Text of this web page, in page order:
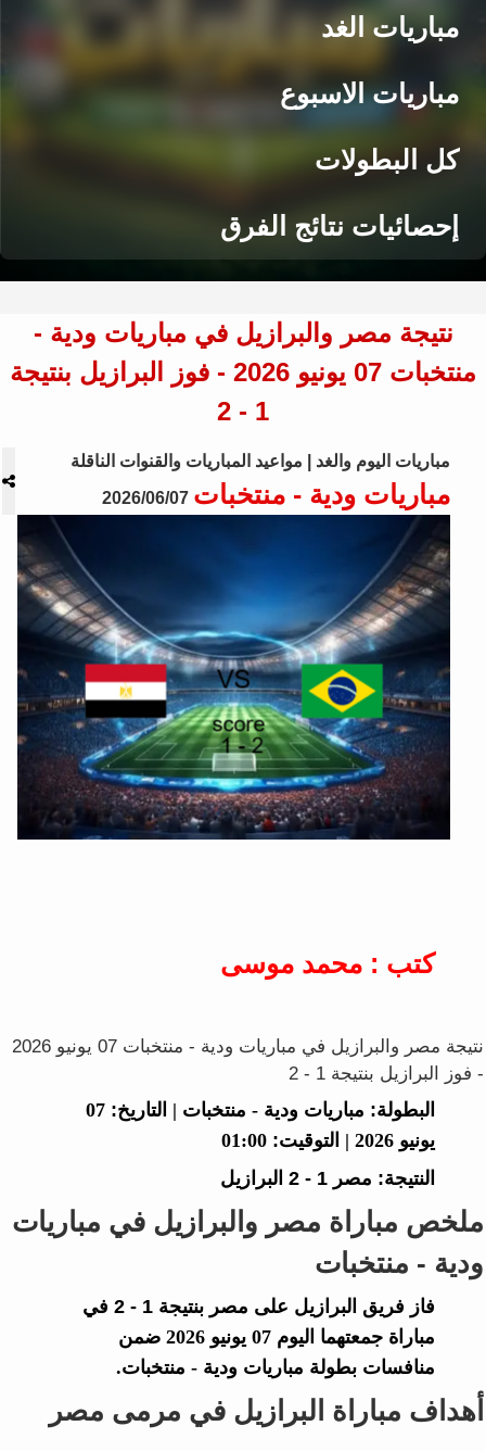
مباريات الغد
مباريات الاسبوع
كل البطولات
إحصائيات نتائج الفرق
نتيجة مصر والبرازيل في مباريات ودية -
منتخبات 07 يونيو 2026 - فوز البرازيل بنتيجة
1 - 2
مباريات اليوم والغد | مواعيد المباريات والقنوات الناقلة
مباريات ودية - منتخبات 2026/06/07
كتب : محمد موسى
نتيجة مصر والبرازيل في مباريات ودية - منتخبات 07 يونيو 2026
- فوز البرازيل بنتيجة 1 - 2
البطولة: مباريات ودية - منتخبات | التاريخ: 07
يونيو 2026 |
التوقيت: 01:00
النتيجة: مصر1 - 2 البرازيل
ملخص مباراة مصر والبرازيل في مباريات
ودية - منتخبات
فاز فريق البرازيل على مصر بنتيجة1 - 2
في
مباراة جمعتهما اليوم 07 يونيو 2026 ضمن
منافسات بطولة مباريات ودية - منتخبات.
أهداف مباراة البرازيل في مرمى مصر